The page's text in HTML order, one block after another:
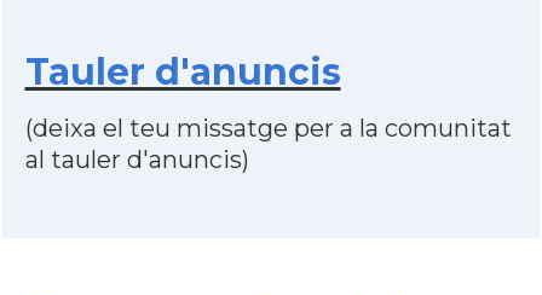
Tauler d'anuncis
(deixa el teu missatge per a la comunitat
al tauler d'anuncis)